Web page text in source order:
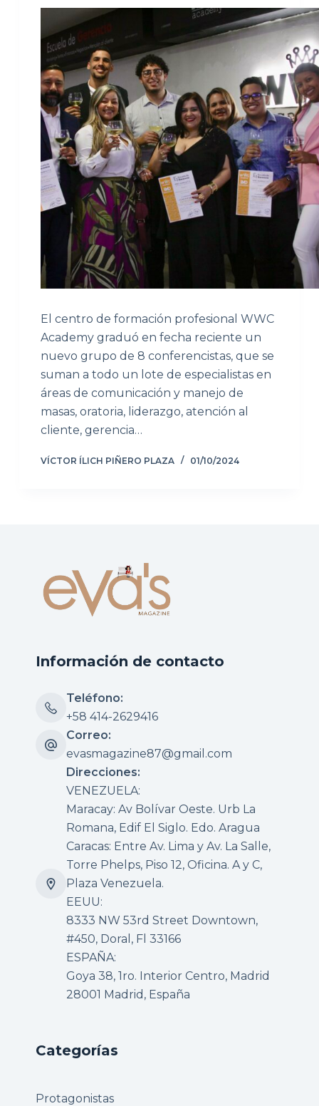
El centro de formación profesional WWC
Academy graduó en fecha reciente un
nuevo grupo de 8 conferencistas, que se
suman a todo un lote de especialistas en
áreas de comunicación y manejo de
masas, oratoria, liderazgo, atención al
cliente, gerencia…
VÍCTOR ÍLICH PIÑERO PLAZA 01/10/2024
Información de contacto
Teléfono:
+58 414-2629416
Correo:
evasmagazine87@gmail.com
Direcciones:
VENEZUELA:
Maracay: Av Bolívar Oeste. Urb La
Romana, Edif El Siglo. Edo. Aragua
Caracas: Entre Av. Lima y Av. La Salle,
Torre Phelps, Piso 12, Oficina. A y C,
Plaza Venezuela.
EEUU:
8333 NW 53rd Street Downtown,
#450, Doral, Fl 33166
ESPAÑA:
Goya 38, 1ro. Interior Centro, Madrid
28001 Madrid, España
Categorías
Protagonistas